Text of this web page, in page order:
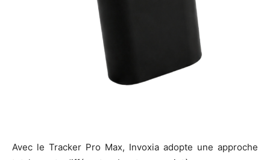
Avec le Tracker Pro Max, Invoxia adopte une approche